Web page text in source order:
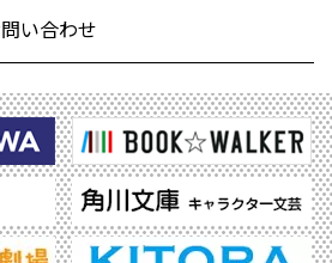
い合わせ